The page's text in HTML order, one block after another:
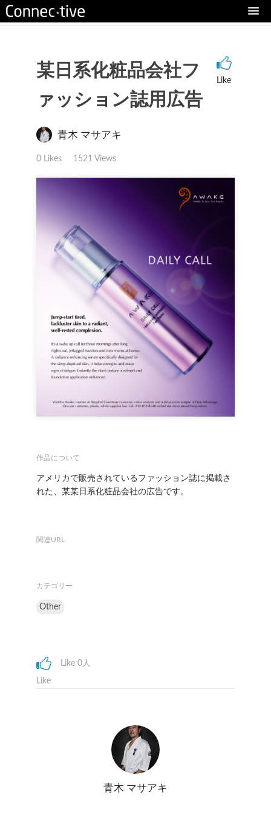
某日系化粧品会社フ
ァッション誌用広告
Like
青木 マサアキ
0 Likes 1521 Views
作品について
アメリカで販売されているファッション誌に掲載さ
れた、某某日系化粧品会社の広告です。
関連URL
カテゴリー
Other
Like
Like 0人
青木 マサアキ